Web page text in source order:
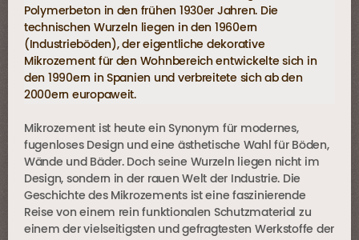
Polymerbeton in den frühen 1930er Jahren. Die
technischen Wurzeln liegen in den 1960ern
(Industrieböden), der eigentliche dekorative
Mikrozement für den Wohnbereich entwickelte sich in
den 1990ern in Spanien und verbreitete sich ab den
2000ern europaweit.
Mikrozement ist heute ein Synonym für modernes,
fugenloses Design und eine ästhetische Wahl für Böden,
Wände und Bäder. Doch seine Wurzeln liegen nicht im
Design, sondern in der rauen Welt der Industrie. Die
Geschichte des Mikrozements ist eine faszinierende
Reise von einem rein funktionalen Schutzmaterial zu
einem der vielseitigsten und gefragtesten Werkstoffe der